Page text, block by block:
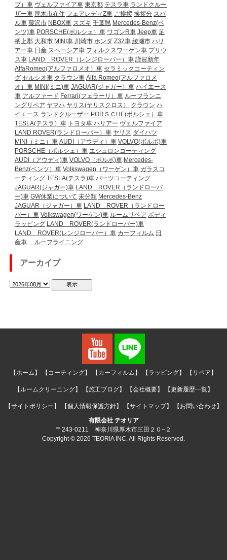
プ）車 ヴェルファイア車 東京都 テスラ車 ランドクルー
ザー車 厚木市在住 フェアレディZ車 ご挨拶 挨拶分 スバ
ル車 藤沢市 NBOX車 スズキ 千葉県 Mercedes-Benz(ベ
ンツ)車 PORSCHE(ポルシェ）車 ワゴンR車 Jeep車 足
柄上郡 大和市 MINI車 川崎市 ホンダ Z32車 綾瀬市 ハリ
アー車 日産 スペーシア車 フォルクスワーゲン車 プリウ
ス車 LAND ROVER（レンジローバー）車 謹賀新年
AlfaRomeo(アルファロメオ）車 セラミックコーティン
グ セルシオ車 クラウン車 Alfa Romeo(アルファロメ
オ）車 MINI(ミニ)車 JAGUAR(ジャガー）車 ハイエース
車 アルファード Ferrari(フェラーリ）車 ルーフランニ
ングリペア ヤマハ ヤリス(ヤリスクロス） クラウン ハ
イエース ランドクルーザー PORＳＣHE(ポルシェ）車
TESLA(テスラ）車 トヨタ車 ハリアー ヴェルファイア
LAND ROVER(ランドローバー）車 ヤリス ダイハツ
MINI（ミニ）車 AUDI（アウディ）車 VOLVO(ボルボ)車
PORSCHE（ポルシェ）車 エシュロンコーティング
AUDI（アウディ)車 VOLVO（ボルボ)車 Mercedes-
Benz(ベンツ）車 Volkswagen（ワーゲン）車 ガラスコ
ーティング TESLA(テスラ)車 パーツコーティング
JAGUAR(ジャガー)車 LAND ROVER（ランドローバ
ー)車 GW休業について 未分類 Mercedes-Benz
JAGUAR（ジャガー）車 LAND ROVER（ランドロー
バー）車 Volkswagen(ワーゲン)車 ルームリペア ボディ
ラッピング LAND ROVER(ランドローバー)車
LAND ROVER(レンジローバー）車 カーフィルム 日
産車
ルーフライニング
アーカイブ
【ホーム】 【コーティング】 【カーフィルム】 【ラッピング】 【リペア】
【ルームクリーニング】 【施工ブログ】 【会社概要】 【更新履歴一覧】
【サイトポリシー】 【個人情報保護方針】 【サイトマップ】
【お問い合わせ】
有限会社 テオリア
〒243-0211 神奈川県厚木市三田２０−２
Copyright © 2026 TEORIA INC. All Rights Reserved.